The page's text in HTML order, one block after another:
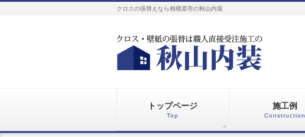
クロスの張替えなら相模原市の秋山内装
トップページ
Top
施工例
Construction